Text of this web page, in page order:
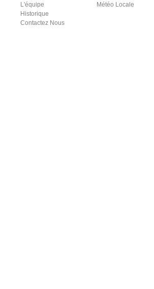
L'équipe
Historique
Contactez Nous
Météo Locale